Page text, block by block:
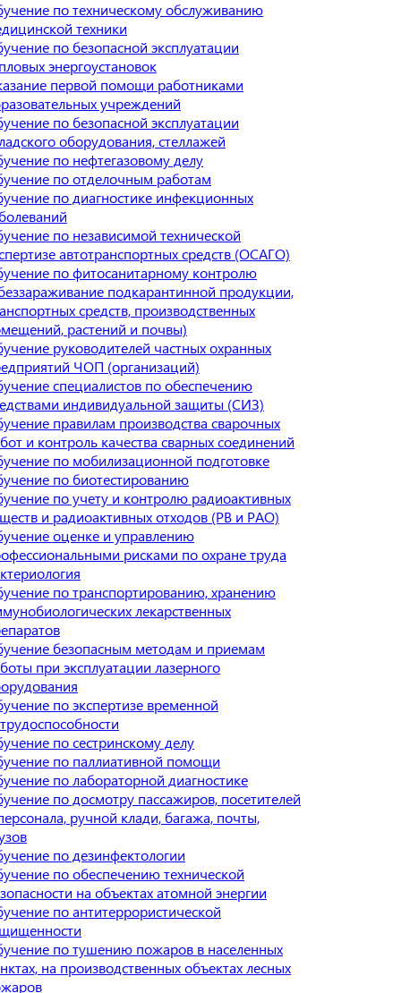
по техническому обслуживанию
техники
по безопасной эксплуатации
энергоустановок
первой помощи работниками
учреждений
по безопасной эксплуатации
оборудования, стеллажей
по нефтегазовому делу
по отделочным работам
по диагностике инфекционных
по независимой технической
автотранспортных средств (ОСАГО)
по фитосанитарному контролю
подкарантинной продукции,
средств, производственных
растений и почвы)
руководителей частных охранных
ЧОП (организаций)
специалистов по обеспечению
индивидуальной защиты (СИЗ)
правилам производства сварочных
и контроль качества сварных соединений
по мобилизационной подготовке
по биотестированию
по учету и контролю радиоактивных
и радиоактивных отходов (РВ и РАО)
оценке и управлению
рисками по охране труда
по транспортированию, хранению
лекарственных
безопасным методам и приемам
при эксплуатации лазерного
по экспертизе временной
по сестринскому делу
по паллиативной помощи
по лабораторной диагностике
по досмотру пассажиров, посетителей
ручной клади, багажа, почты,
по дезинфектологии
по обеспечению технической
на объектах атомной энергии
по антитеррористической
по тушению пожаров в населенных
на производственных объектах лесных